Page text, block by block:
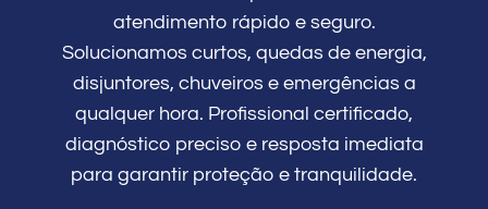
atendimento rápido e seguro.
Solucionamos curtos, quedas de energia,
disjuntores, chuveiros e emergências a
qualquer hora. Profissional certificado,
diagnóstico preciso e resposta imediata
para garantir proteção e tranquilidade.